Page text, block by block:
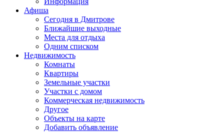
Афиша
Сегодня в Дмитрове
Ближайшие выходные
Места для отдыха
Одним списком
Недвижимость
Комнаты
Квартиры
Земельные участки
Участки с домом
Коммерческая недвижимость
Другое
Объекты на карте
Добавить объявление